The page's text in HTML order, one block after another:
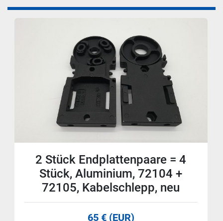
2 Stück Endplattenpaare = 4
Stück, Aluminium, 72104 +
72105, Kabelschlepp, neu
65 € (EUR)